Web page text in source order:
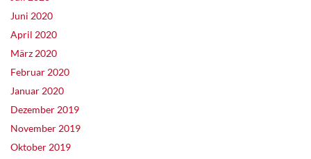
Juni 2020
April 2020
März 2020
Februar 2020
Januar 2020
Dezember 2019
November 2019
Oktober 2019